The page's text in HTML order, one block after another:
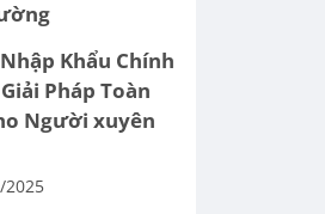
Khẩu Chính
Pháp Toàn
Người xuyên
2025